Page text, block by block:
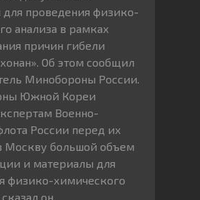
проведения физико-
анализа в рамках
причин гибели
Об этом сообщил
Минобороны России.
Южной Кореи
Военно-
России перед их
Москву большой объем
и материалы для
физико-химического
он.